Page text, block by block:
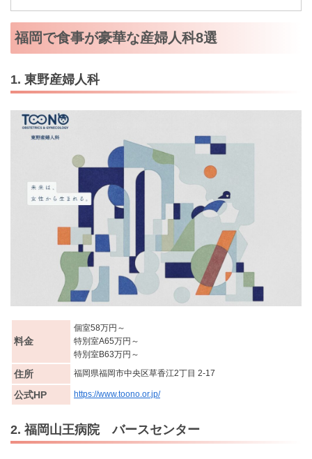
福岡で食事が豪華な産婦人科8選
1. 東野産婦人科
料金
個室58万円～
特別室A65万円～
特別室B63万円～
住所 福岡県福岡市中央区草香江2丁目 2-17
公式HP https://www.toono.or.jp/
2. 福岡山王病院 バースセンター